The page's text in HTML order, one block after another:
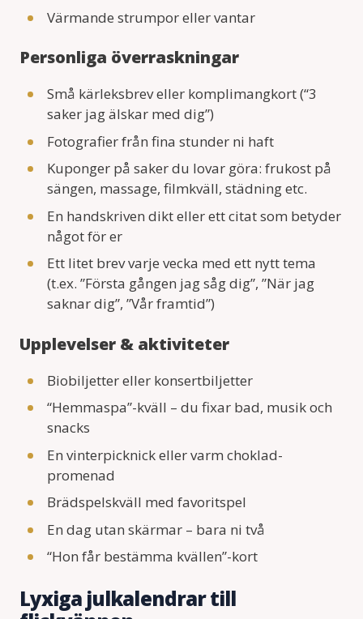
Värmande strumpor eller vantar
Personliga överraskningar
Små kärleksbrev eller komplimangkort (“3
saker jag älskar med dig”)
Fotografier från fina stunder ni haft
Kuponger på saker du lovar göra: frukost på
sängen, massage, filmkväll, städning etc.
En handskriven dikt eller ett citat som betyder
något för er
Ett litet brev varje vecka med ett nytt tema
(t.ex. ”Första gången jag såg dig”, ”När jag
saknar dig”, ”Vår framtid”)
Upplevelser & aktiviteter
Biobiljetter eller konsertbiljetter
“Hemmaspa”-kväll – du fixar bad, musik och
snacks
En vinterpicknick eller varm choklad-
promenad
Brädspelskväll med favoritspel
En dag utan skärmar – bara ni två
“Hon får bestämma kvällen”-kort
Lyxiga julkalendrar till